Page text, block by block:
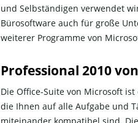
und Selbständigen verwendet
Bürosoftware auch für große
weiterer Programme von
Professional 2010
Die Office-Suite von Microsoft
die Ihnen auf alle Aufgabe und